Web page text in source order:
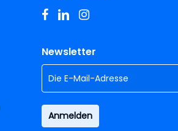
facebook
linkedininstagram
Newsletter